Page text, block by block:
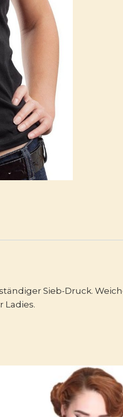
Sieb-Druck.
Ladies.